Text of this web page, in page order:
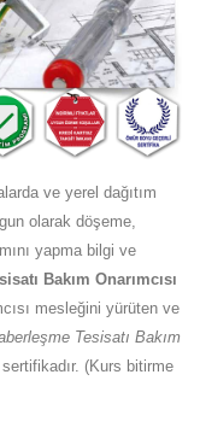
ve yerel dağıtım
olarak döşeme,
yapma bilgi ve
Bakım Onarımcısı
mesleğini yürüten ve
Tesisatı Bakım
(Kurs bitirme